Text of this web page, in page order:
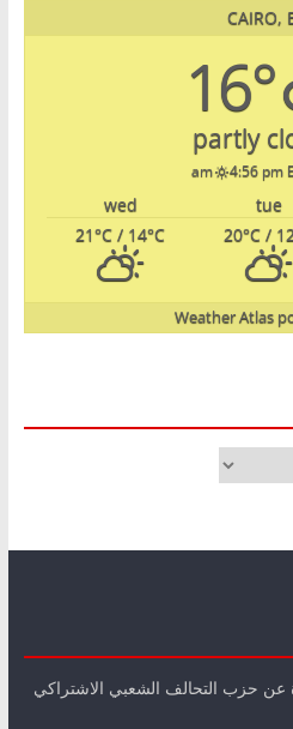
CAIRO,
16°
partly
4:56 pm
tue
wed
20°C /
21°C / 14°C
Weather Atlas
حزب التحالف الشعبي الاشتراكي